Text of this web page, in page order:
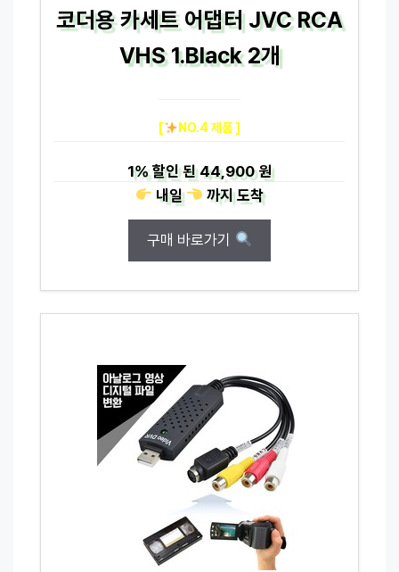
코더용 카세트 어댑터 JVC RCA
VHS 1.Black 2개
[ NO.4 제품 ]
1%할인 된44,900 원
내일
까지도착
구매 바로가기